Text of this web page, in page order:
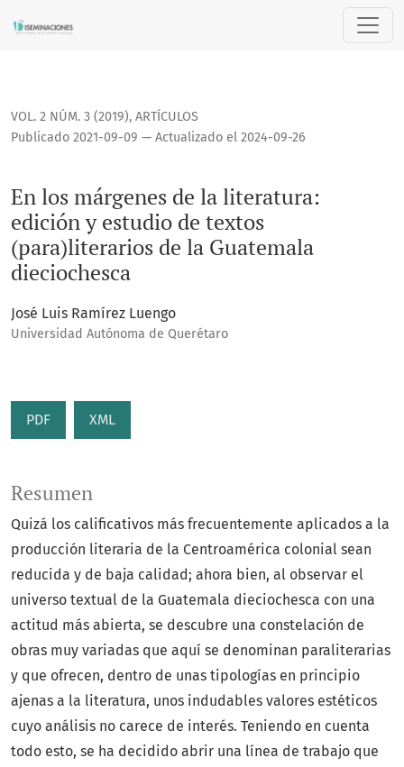
En los márgenes de la literatura: edición y estudio de
VOL. 2 NÚM. 3 (2019), ARTÍCULOS
En los márgenes de la literatura:
edición y estudio de textos
(para)literarios de la Guatemala
dieciochesca
Publicado 2021-09-09 — Actualizado el 2024-09-26
José Luis Ramírez Luengo
Universidad Autónoma de Querétaro
PDF XML
Resumen
Quizá los calificativos más frecuentemente aplicados a la
producción literaria de la Centroamérica colonial sean
reducida y de baja calidad; ahora bien, al observar el
universo textual de la Guatemala dieciochesca con una
actitud más abierta, se descubre una constelación de
obras muy variadas que aquí se denominan paraliterarias
y que ofrecen, dentro de unas tipologías en principio
ajenas a la literatura, unos indudables valores estéticos
cuyo análisis no carece de interés. Teniendo en cuenta
todo esto, se ha decidido abrir una línea de trabajo que